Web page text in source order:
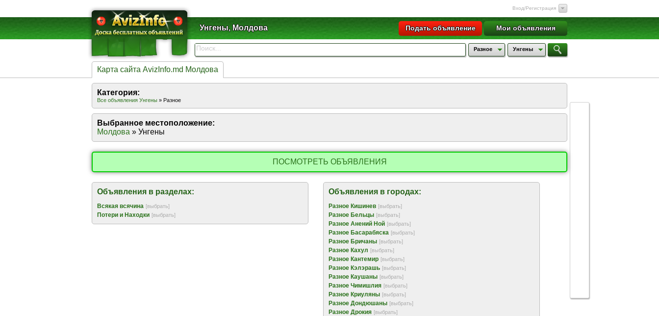
Вход/Регистрация
Унгены, Молдова Мои объявления
Подать объявление
Разное Унгены
Карта сайта AvizInfo.md Молдова
Категория:
Все объявления Унгены » Разное
Выбранное местоположение:
Молдова » Унгены
ПОСМОТРЕТЬ ОБЪЯВЛЕНИЯ
Объявления в разделах:
Всякая всячина [выбрать]
Потери и Находки [выбрать]
Объявления в городах:
Разное Кишинев [выбрать]
Разное Бельцы [выбрать]
Разное Анений Ной [выбрать]
Разное Басарабяска [выбрать]
Разное Бричаны [выбрать]
Разное Кахул [выбрать]
Разное Кантемир [выбрать]
Разное Кэлэрашь [выбрать]
Разное Каушаны [выбрать]
Разное Чимишлия [выбрать]
Разное Криуляны [выбрать]
Разное Дондюшаны [выбрать]
Разное Дрокия [выбрать]